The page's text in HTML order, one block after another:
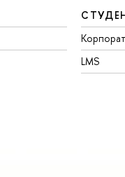
LMS